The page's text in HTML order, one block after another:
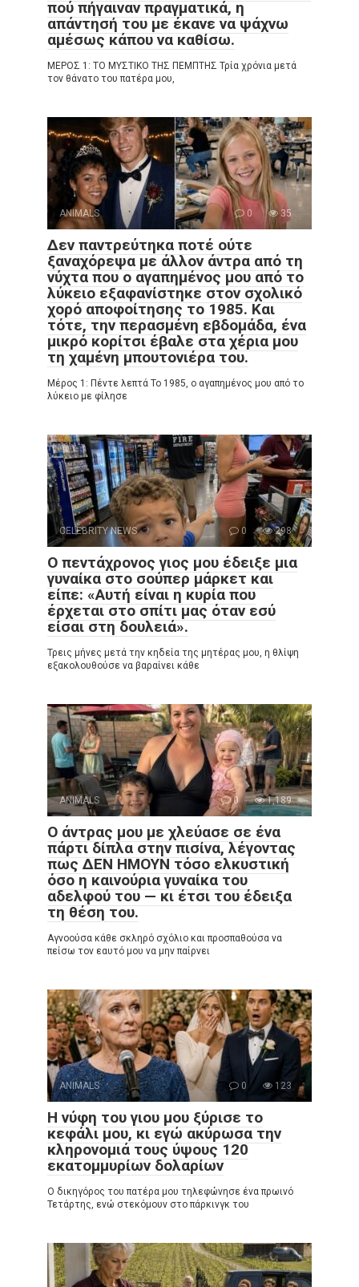
πού πήγαιναν πραγματικά, η
απάντησή του με έκανε να ψάχνω
αμέσως κάπου να καθίσω.
ΜΕΡΟΣ 1: ΤΟ ΜΥΣΤΙΚΟ ΤΗΣ ΠΕΜΠΤΗΣ Τρία χρόνια μετά
τον θάνατο του πατέρα μου,
ANIMALS 0 35
Δεν παντρεύτηκα ποτέ ούτε
ξαναχόρεψα με άλλον άντρα από τη
νύχτα που ο αγαπημένος μου από το
λύκειο εξαφανίστηκε στον σχολικό
χορό αποφοίτησης το 1985. Και
τότε, την περασμένη εβδομάδα, ένα
μικρό κορίτσι έβαλε στα χέρια μου
τη χαμένη μπουτονιέρα του.
Μέρος 1: Πέντε λεπτά Το 1985, ο αγαπημένος μου από το
λύκειο με φίλησε
CELEBRITY NEWS 0 298
Ο πεντάχρονος γιος μου έδειξε μια
γυναίκα στο σούπερ μάρκετ και
είπε: «Αυτή είναι η κυρία που
έρχεται στο σπίτι μας όταν εσύ
είσαι στη δουλειά».
Τρεις μήνες μετά την κηδεία της μητέρας μου, η θλίψη
εξακολουθούσε να βαραίνει κάθε
ANIMALS 0 1,189
Ο άντρας μου με χλεύασε σε ένα
πάρτι δίπλα στην πισίνα, λέγοντας
πως ΔΕΝ ΗΜΟΥΝ τόσο ελκυστική
όσο η καινούρια γυναίκα του
αδελφού του — κι έτσι του έδειξα
τη θέση του.
Αγνοούσα κάθε σκληρό σχόλιο και προσπαθούσα να
πείσω τον εαυτό μου να μην παίρνει
ANIMALS 0 123
Η νύφη του γιου μου ξύρισε το
κεφάλι μου, κι εγώ ακύρωσα την
κληρονομιά τους ύψους 120
εκατομμυρίων δολαρίων
Ο δικηγόρος του πατέρα μου τηλεφώνησε ένα πρωινό
Τετάρτης, ενώ στεκόμουν στο πάρκινγκ του